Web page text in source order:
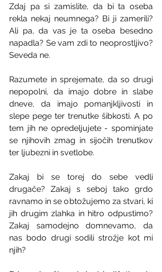
Zdaj pa si zamislite, da bi ta oseba
rekla nekaj neumnega? Bi ji zamerili?
Ali pa, da vas je ta oseba besedno
napadla? Se vam zdi to neoprostljivo?
Seveda ne.
Razumete in sprejemate, da so drugi
nepopolni, da imajo dobre in slabe
dneve, da imajo pomanjkljivosti in
slepe pege ter trenutke šibkosti. A po
tem jih ne opredeljujete - spominjate
se njihovih zmag in sijočih trenutkov
ter ljubezni in svetlobe.
Zakaj bi se torej do sebe vedli
drugače? Zakaj s seboj tako grdo
ravnamo in se obtožujemo za stvari, ki
jih drugim zlahka in hitro odpustimo?
Zakaj samodejno domnevamo, da
nas bodo drugi sodili strožje kot mi
njih?